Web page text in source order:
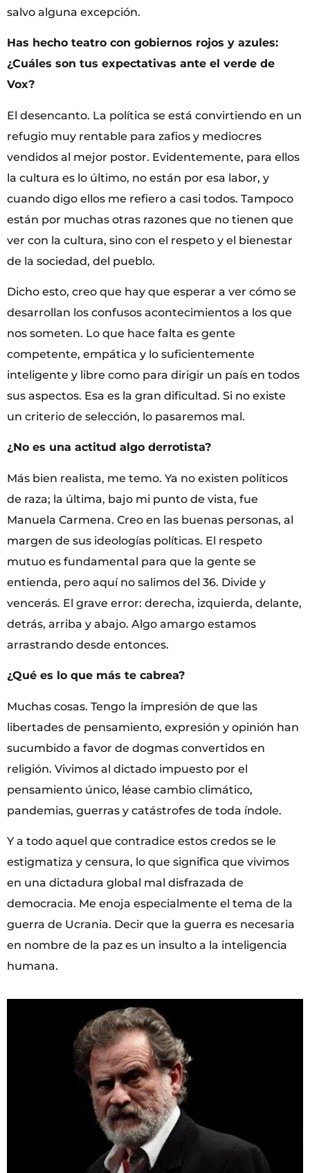
salvo alguna excepción.
Has hecho teatro con gobiernos rojos y azules:
¿Cuáles son tus expectativas ante el verde de
Vox?
El desencanto. La política se está convirtiendo en un
refugio muy rentable para zafios y mediocres
vendidos al mejor postor. Evidentemente, para ellos
la cultura es lo último, no están por esa labor, y
cuando digo ellos me refiero a casi todos. Tampoco
están por muchas otras razones que no tienen que
ver con la cultura, sino con el respeto y el bienestar
de la sociedad, del pueblo.
Dicho esto, creo que hay que esperar a ver cómo se
desarrollan los confusos acontecimientos a los que
nos someten. Lo que hace falta es gente
competente, empática y lo suficientemente
inteligente y libre como para dirigir un país en todos
sus aspectos. Esa es la gran dificultad. Si no existe
un criterio de selección, lo pasaremos mal.
¿No es una actitud algo derrotista?
Más bien realista, me temo. Ya no existen políticos
de raza; la última, bajo mi punto de vista, fue
Manuela Carmena. Creo en las buenas personas, al
margen de sus ideologías políticas. El respeto
mutuo es fundamental para que la gente se
entienda, pero aquí no salimos del 36. Divide y
vencerás. El grave error: derecha, izquierda, delante,
detrás, arriba y abajo. Algo amargo estamos
arrastrando desde entonces.
¿Qué es lo que más te cabrea?
Muchas cosas. Tengo la impresión de que las
libertades de pensamiento, expresión y opinión han
sucumbido a favor de dogmas convertidos en
religión. Vivimos al dictado impuesto por el
pensamiento único, léase cambio climático,
pandemias, guerras y catástrofes de toda índole.
Y a todo aquel que contradice estos credos se le
estigmatiza y censura, lo que significa que vivimos
en una dictadura global mal disfrazada de
democracia. Me enoja especialmente el tema de la
guerra de Ucrania. Decir que la guerra es necesaria
en nombre de la paz es un insulto a la inteligencia
humana.